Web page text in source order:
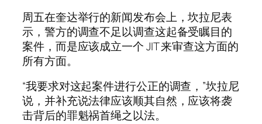
周五在奎达举行的新闻发布会上，坎拉尼表
示，警方的调查不足以调查这起备受瞩目的
案件，而是应该成立一个 JIT 来审查这方面的
所有方面。
“我要求对这起案件进行公正的调查，”坎拉尼
说，并补充说法律应该顺其自然，应该将袭
击背后的罪魁祸首绳之以法。